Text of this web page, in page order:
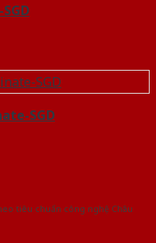
SGD
tiêu chuẩn công nghệ Châu